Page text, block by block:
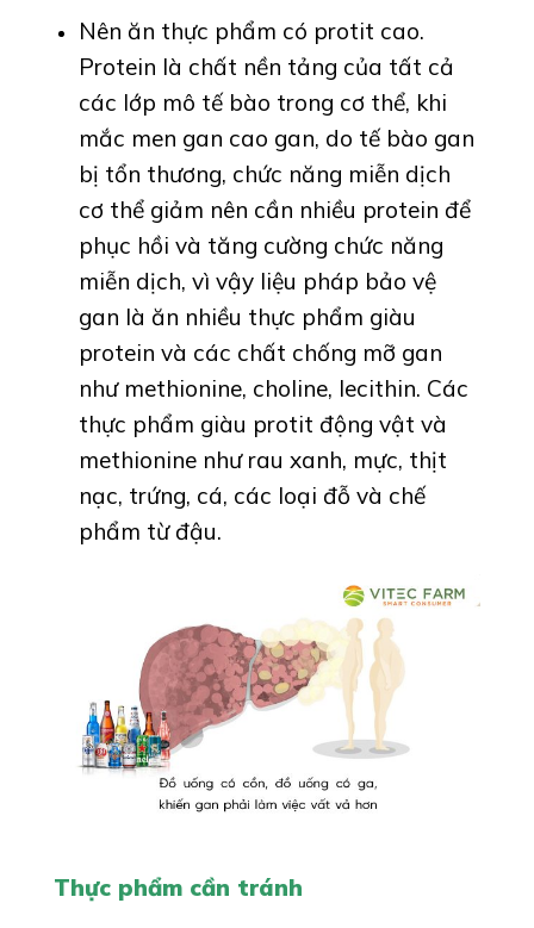
Nên ăn thực phẩm có protit cao.
Protein là chất nền tảng của tất cả
các lớp mô tế bào trong cơ thể, khi
mắc men gan cao gan, do tế bào gan
bị tổn thương, chức năng miễn dịch
cơ thể giảm nên cần nhiều protein để
phục hồi và tăng cường chức năng
miễn dịch, vì vậy liệu pháp bảo vệ
gan là ăn nhiều thực phẩm giàu
protein và các chất chống mỡ gan
như methionine, choline, lecithin. Các
thực phẩm giàu protit động vật và
methionine như rau xanh, mực, thịt
nạc, trứng, cá, các loại đỗ và chế
phẩm từ đậu.
Thực phẩm cần tránh